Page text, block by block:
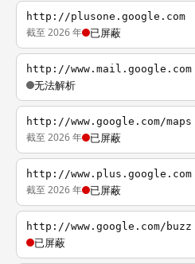
http://plusone.google.com
截至 2026 年 已屏蔽
http://www.mail.google.com
无法解析
http://www.google.com/maps
截至 2026 年 已屏蔽
http://www.plus.google.com
截至 2026 年 已屏蔽
http://www.google.com/buzz
已屏蔽